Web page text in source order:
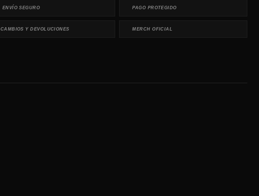
ENVÍO SEGURO PAGO PROTEGIDO
CAMBIOS Y DEVOLUCIONES MERCH OFICIAL